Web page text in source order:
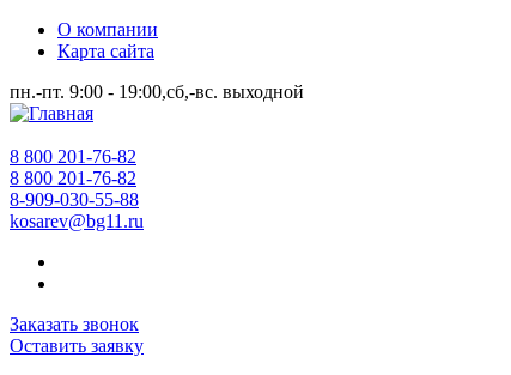
О компании
Карта сайта
пн.-пт. 9:00 - 19:00,сб,-вс. выходной
8 800 201-76-82
8 800 201-76-82
8-909-030-55-88
kosarev@bg11.ru
Заказать звонок
Оставить заявку